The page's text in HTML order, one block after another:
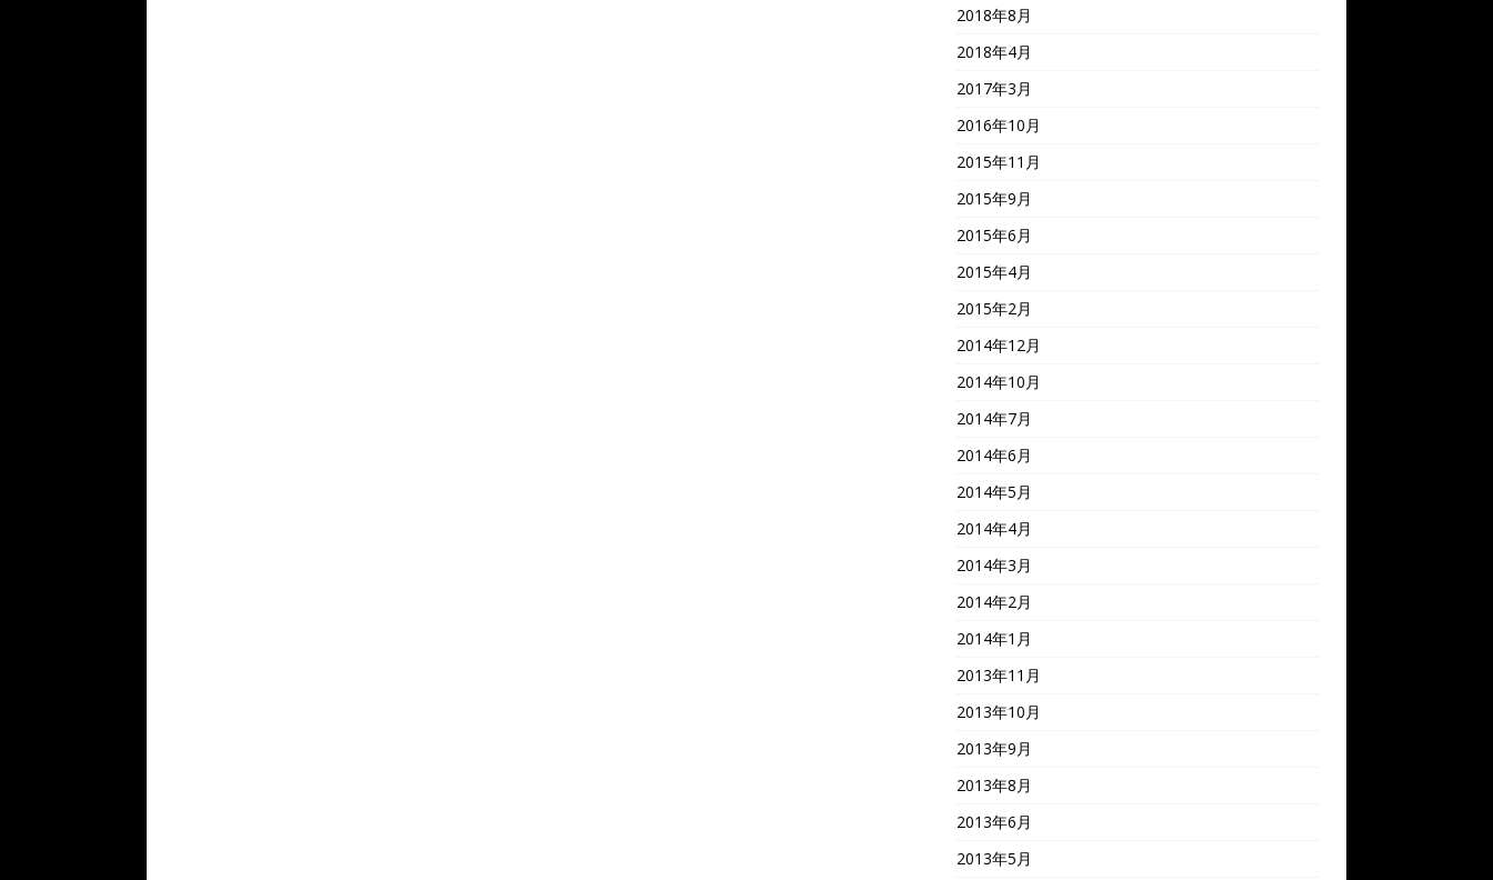
2018年8月
2018年4月
2017年3月
2016年10月
2015年11月
2015年9月
2015年6月
2015年4月
2015年2月
2014年12月
2014年10月
2014年7月
2014年6月
2014年5月
2014年4月
2014年3月
2014年2月
2014年1月
2013年11月
2013年10月
2013年9月
2013年8月
2013年6月
2013年5月